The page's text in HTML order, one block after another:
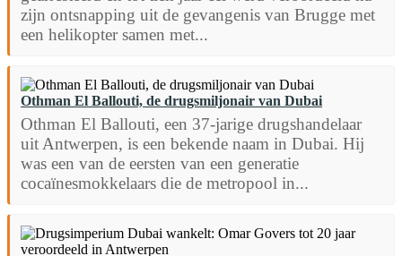
zijn ontsnapping uit de gevangenis van Brugge met
een helikopter samen met...
Othman El Ballouti, de drugsmiljonair van Dubai
Othman El Ballouti, een 37-jarige drugshandelaar
uit Antwerpen, is een bekende naam in Dubai. Hij
was een van de eersten van een generatie
cocaïnesmokkelaars die de metropool in...